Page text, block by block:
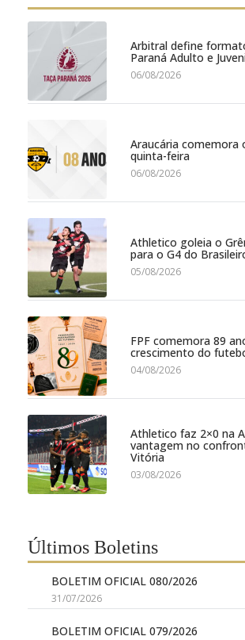
Arbitral define
Paraná Adulto e
06/08/2026
Araucária comemora
quinta-feira
06/08/2026
Athletico goleia o
para o G4 do
05/08/2026
FPF comemora 89
crescimento do
04/08/2026
Athletico faz 2×0 na
vantagem no
Vitória
03/08/2026
Últimos Boletins
BOLETIM OFICIAL 080/2026
31/07/2026
BOLETIM OFICIAL 079/2026